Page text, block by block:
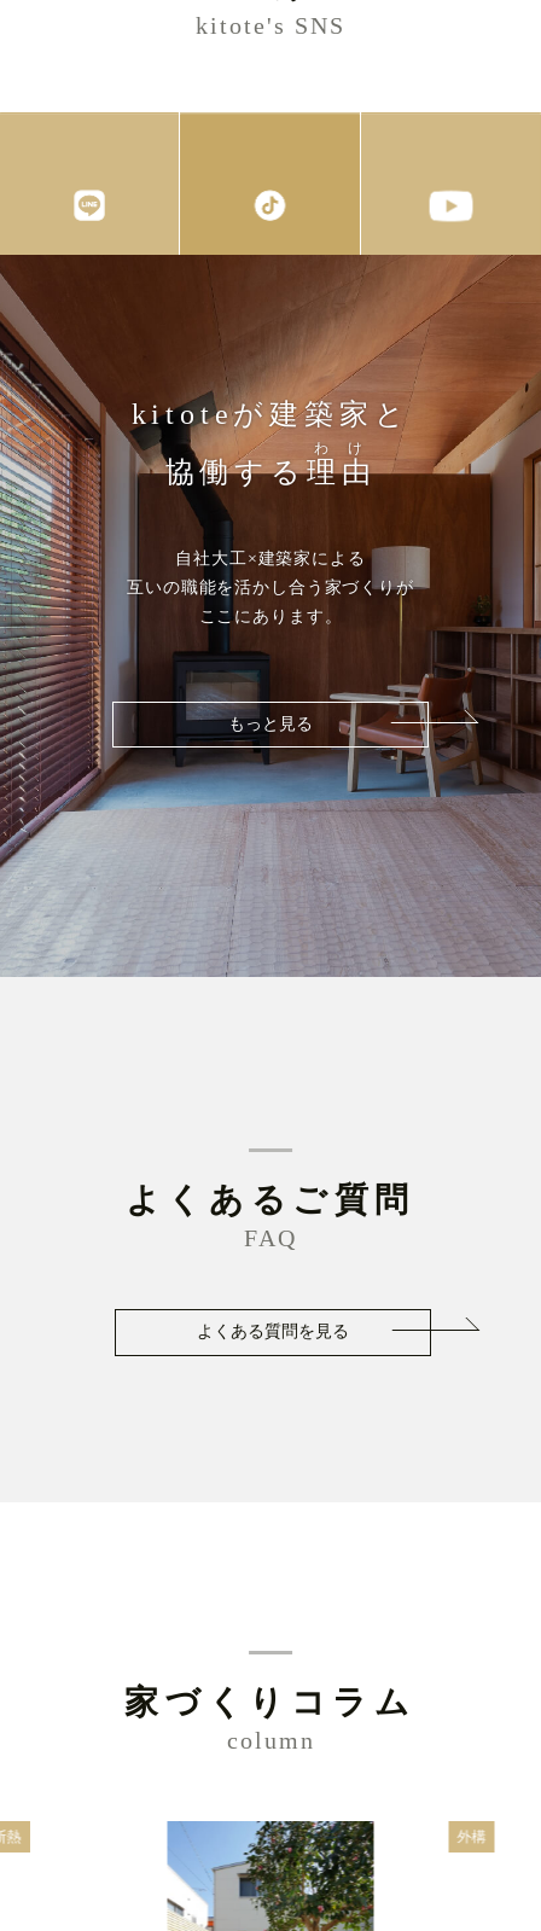
kitote's SNS
kitoteが建築家と
協働する理由
わけ
自社大工×建築家による
互いの職能を活かし合う家づくりが
ここにあります。
もっと見る
よくあるご質問
FAQ
よくある質問を見る
家づくりコラム
column
熱 外構